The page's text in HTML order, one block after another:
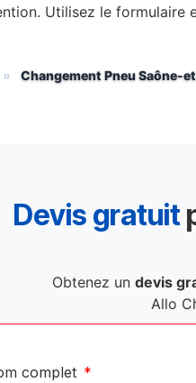
Utilisez le formulaire
» Changement Pneu Saône-
Devis gratuit
Obtenez un devis
Allo
complet